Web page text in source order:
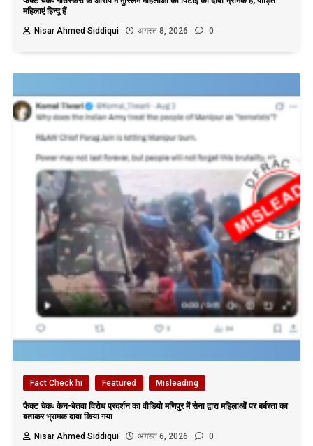
महिलाएं हिन्दू हैं
Nisar Ahmed Siddiqui
अगस्त 8, 2026 0
Fact Check hi Featured Misleading
फैक्ट चेकः केन-बेतवा विरोध प्रदर्शन का वीडियो मणिपुर में सेना द्वारा महिलाओं पर बर्बरता का
बताकर भ्रामक दावा किया गया
Nisar Ahmed Siddiqui
अगस्त 6, 2026 0